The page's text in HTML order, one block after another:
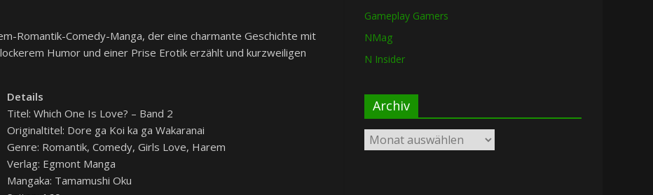
Romantik-Comedy-Manga, der eine charmante Geschichte mit
Humor und einer Prise Erotik erzählt und kurzweiligen
Details
Titel: Which One Is Love? – Band 2
Originaltitel: Dore ga Koi ka ga Wakaranai
Genre: Romantik, Comedy, Girls Love, Harem
Verlag: Egmont Manga
Mangaka: Tamamushi Oku
Gameplay Gamers
NMag
N Insider
Archiv
Archiv